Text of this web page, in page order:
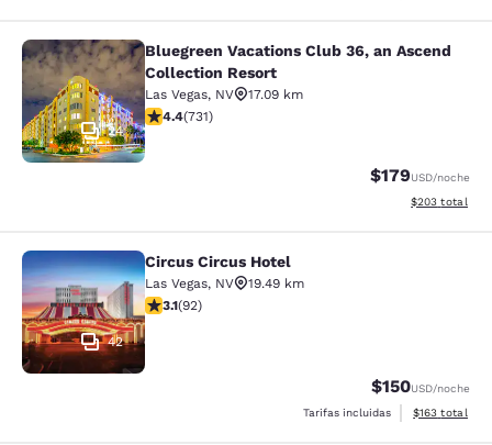
Bluegreen Vacations Club 36, an
24
Bluegreen Vacations Club 36, an Ascend
Collection Resort
Las Vegas, NV
17.09 km
calificación de 4.37 estrellas. Excelente. 731 reseñas
4.4(731)
$179USD/noche
Ver detalles
$203 total
Circus Circus Hotel
42
Circus Circus Hotel
Las Vegas, NV
19.49 km
calificación de 3.08 estrellas. Feria. 92 reseñas
3.1(92)
$150USD/noche
Tarifas incluidas
Ver detalles
$163 total